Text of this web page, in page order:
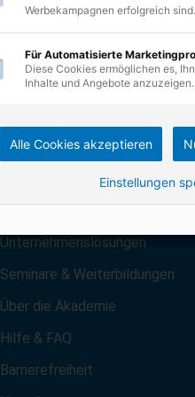
Unternehmenslösungen
Seminare & Weiterbildungen
Über die Akademie
Hilfe & FAQ
Barrierefreiheit
Werbekampagnen erfolgreich sind.
Für Automatisierte
Diese Cookies ermöglichen es,
Inhalte und Angebote anzuzeigen.
Alle Cookies akzeptieren
Einstellungen